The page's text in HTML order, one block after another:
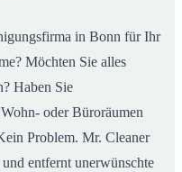
in Bonn für Ihr
Möchten Sie alles
Haben Sie
oder Büroräumen
Problem. Mr. Cleaner
entfernt unerwünschte